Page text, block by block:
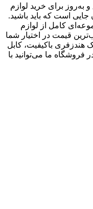
به‌روز برای خرید لوازم
است که باید باشید.
کامل از لوازم
قیمت در اختیار شما
هندزفری باکیفیت، کابل
ما می‌توانید با